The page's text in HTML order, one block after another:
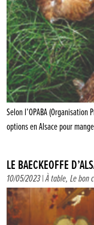
Selon l’OPABA
options en Alsace pour
LE BAECKEOFFE
10/05/2023 |À table,Le bon